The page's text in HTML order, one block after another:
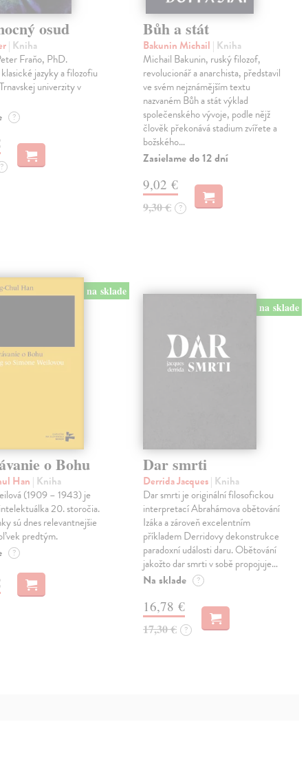
osud
| Kniha
Fraňo, PhD.
jazyky a filozofiu
univerzity v
?
?
Bůh a stát
Bakunin Michail | Kniha
Michail Bakunin, ruský filozof,
revolucionář a anarchista, představil
ve svém nejznámějším textu
nazvaném Bůh a stát výklad
společenského vývoje, podle nějž
člověk překonává stadium zvířete a
božského…
Zasielame do 12 dní
9,02 €
9,30 € ?
na sklade
o Bohu
Han | Kniha
(1909 – 1943) je
20. storočia.
sú dnes relevantnejšie
predtým.
?
na sklade
Dar smrti
Derrida Jacques| Kniha
Dar smrti je originální filosofickou
interpretací Abrahámova obětování
Izáka a zároveň excelentním
příkladem Derridovy dekonstrukce
paradoxní události daru. Obětování
jakožto dar smrti v sobě propojuje…
Na sklade ?
16,78 €
17,30 € ?